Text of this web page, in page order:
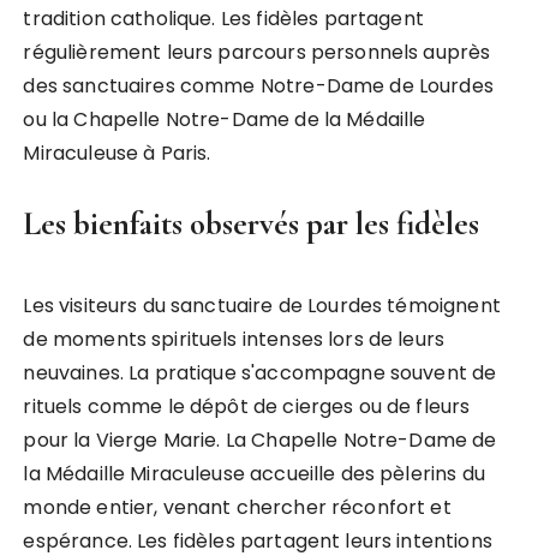
tradition catholique. Les fidèles partagent
régulièrement leurs parcours personnels auprès
des sanctuaires comme Notre-Dame de Lourdes
ou la Chapelle Notre-Dame de la Médaille
Miraculeuse à Paris.
Les bienfaits observés par les fidèles
Les visiteurs du sanctuaire de Lourdes témoignent
de moments spirituels intenses lors de leurs
neuvaines. La pratique s'accompagne souvent de
rituels comme le dépôt de cierges ou de fleurs
pour la Vierge Marie. La Chapelle Notre-Dame de
la Médaille Miraculeuse accueille des pèlerins du
monde entier, venant chercher réconfort et
espérance. Les fidèles partagent leurs intentions